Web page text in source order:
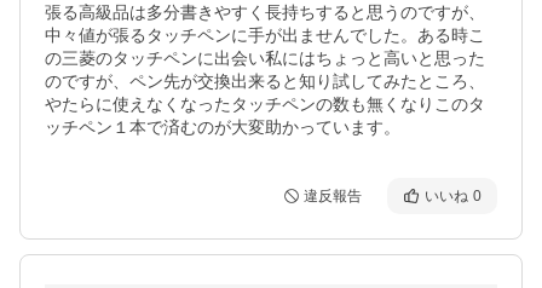
張る高級品は多分書きやすく長持ちすると思うのですが、
中々値が張るタッチペンに手が出ませんでした。ある時こ
の三菱のタッチペンに出会い私にはちょっと高いと思った
のですが、ペン先が交換出来ると知り試してみたところ、
やたらに使えなくなったタッチペンの数も無くなりこのタ
ッチペン１本で済むのが大変助かっています。
違反報告 いいね 0